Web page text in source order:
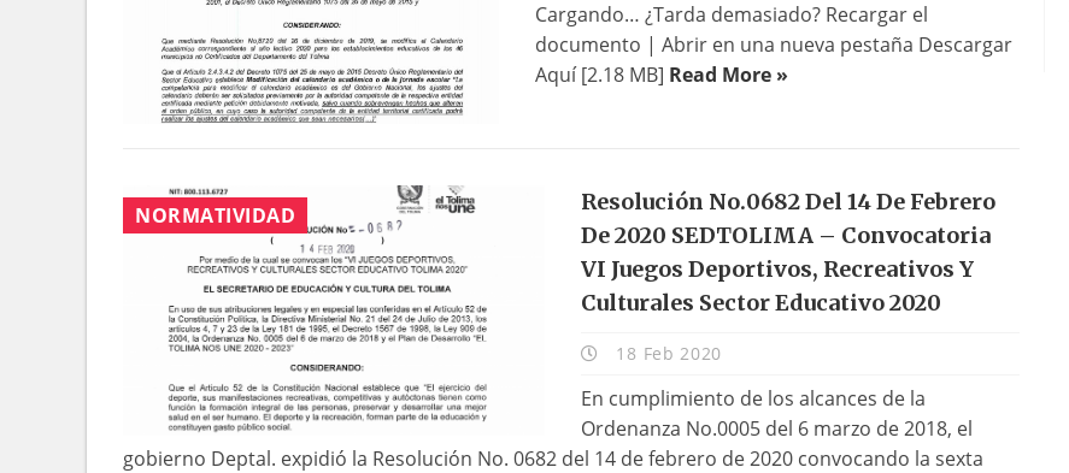
Cargando… ¿Tarda demasiado? Recargar el
documento | Abrir en una nueva pestaña Descargar
Aquí [2.18 MB] Read More »
NORMATIVIDAD
Resolución No.0682 Del 14 De Febrero
De 2020 SEDTOLIMA – Convocatoria
VI Juegos Deportivos, Recreativos Y
Culturales Sector Educativo 2020
18 Feb 2020
En cumplimiento de los alcances de la
Ordenanza No.0005 del 6 marzo de 2018, el
gobierno Deptal. expidió la Resolución No. 0682 del 14 de febrero de 2020 convocando la sexta